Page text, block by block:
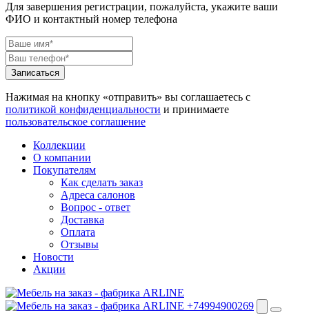
Для завершения регистрации, пожалуйста, укажите ваши
ФИО и контактный номер телефона
Нажимая на кнопку «отправить» вы соглашаетесь с
политикой конфиденциальности и принимаете
пользовательское соглашение
Коллекции
О компании
Покупателям
Как сделать заказ
Адреса салонов
Вопрос - ответ
Доставка
Оплата
Отзывы
Новости
Акции
+74994900269